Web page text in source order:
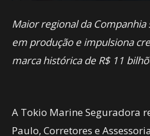
Maior regional da Companhia
em produção e impulsiona
marca histórica de R$ 11
A Tokio Marine Seguradora
Paulo, Corretores e